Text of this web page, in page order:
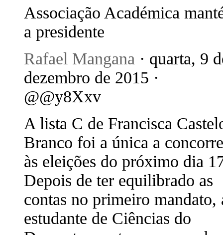
Associação Académica
a presidente
Rafael Mangana · quarta, 9
dezembro de 2015 ·
@@y8Xxv
A lista C de Francisca
Branco foi a única a
às eleições do próximo dia
Depois de ter equilibrado as
contas no primeiro mandato,
estudante de Ciências do